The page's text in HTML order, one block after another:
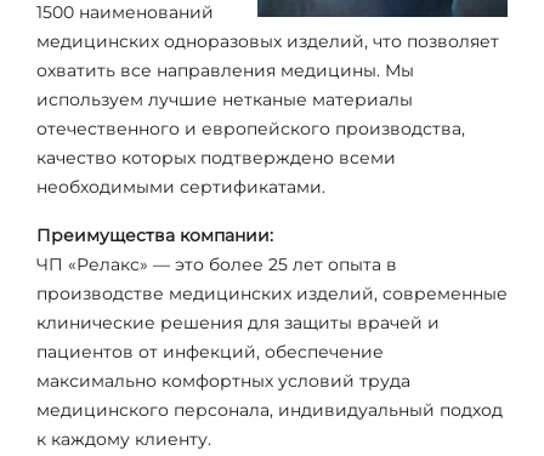
1500 наименований
медицинских одноразовых изделий, что позволяет
охватить все направления медицины. Мы
используем лучшие нетканые материалы
отечественного и европейского производства,
качество которых подтверждено всеми
необходимыми сертификатами.
Преимущества компании:
ЧП «Релакс» — это более 25 лет опыта в
производстве медицинских изделий, современные
клинические решения для защиты врачей и
пациентов от инфекций, обеспечение
максимально комфортных условий труда
медицинского персонала, индивидуальный подход
к каждому клиенту.